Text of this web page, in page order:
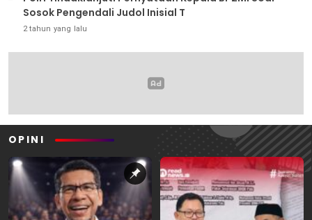
Sosok Pengendali Judol Inisial T
2 tahun yang lalu
OPINI